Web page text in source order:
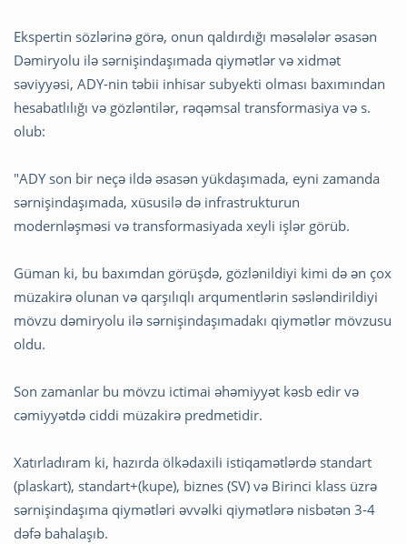
Ekspertin sözlərinə görə, onun qaldırdığı məsələlər əsasən
Dəmiryolu ilə sərnişindaşımada qiymətlər və xidmət
səviyyəsi, ADY-nin təbii inhisar subyekti olması baxımından
hesabatlılığı və gözləntilər, rəqəmsal transformasiya və s.
olub:
"ADY son bir neçə ildə əsasən yükdaşımada, eyni zamanda
sərnişindaşımada, xüsusilə də infrastrukturun
modernləşməsi və transformasiyada xeyli işlər görüb.
Güman ki, bu baxımdan görüşdə, gözlənildiyi kimi də ən çox
müzakirə olunan və qarşılıqlı arqumentlərin səsləndirildiyi
mövzu dəmiryolu ilə sərnişindaşımadakı qiymətlər mövzusu
oldu.
Son zamanlar bu mövzu ictimai əhəmiyyət kəsb edir və
cəmiyyətdə ciddi müzakirə predmetidir.
Xatırladıram ki, hazırda ölkədaxili istiqamətlərdə standart
(plaskart), standart+(kupe), biznes (SV) və Birinci klass üzrə
sərnişindaşıma qiymətləri əvvəlki qiymətlərə nisbətən 3-4
dəfə bahalaşıb.